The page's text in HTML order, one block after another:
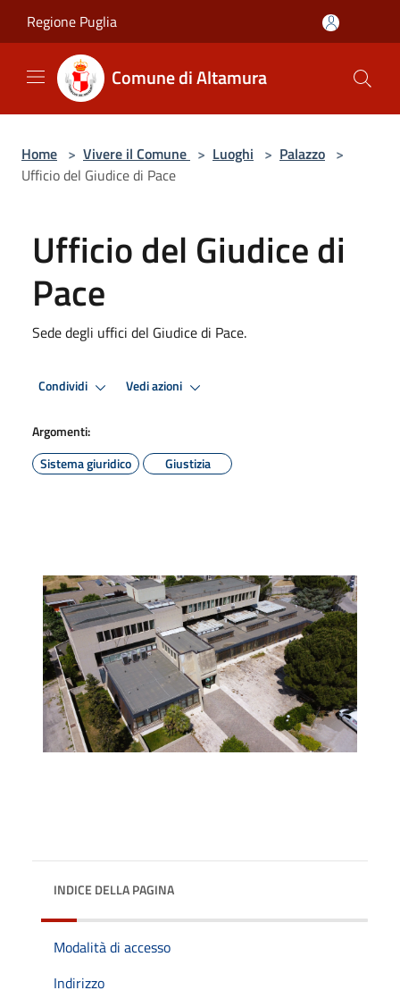
Regione Puglia
Comune di Altamura
Home > Vivere il Comune > Luoghi > Palazzo >
Ufficio del Giudice di Pace
Ufficio del Giudice di
Pace
Sede degli uffici del Giudice di Pace.
Condividi Vedi azioni
Argomenti:
Sistema giuridico
Giustizia
INDICE DELLA PAGINA
Modalità di accesso
Indirizzo